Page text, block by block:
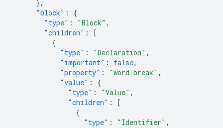
},
"block" :
{
"type" : "Block" ,
"children" :
[
{
"type" : "Declaration" ,
"important" : false,
"property" : "word-break" ,
"value" :
{
"type" : "Value" ,
"children" :
[
{
"type" : "Identifier" ,